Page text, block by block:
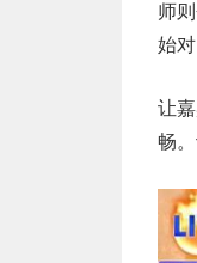
师
始
让
畅